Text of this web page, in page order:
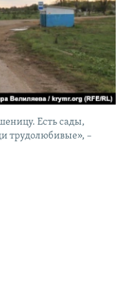
Есть сады,
трудолюбивые», –